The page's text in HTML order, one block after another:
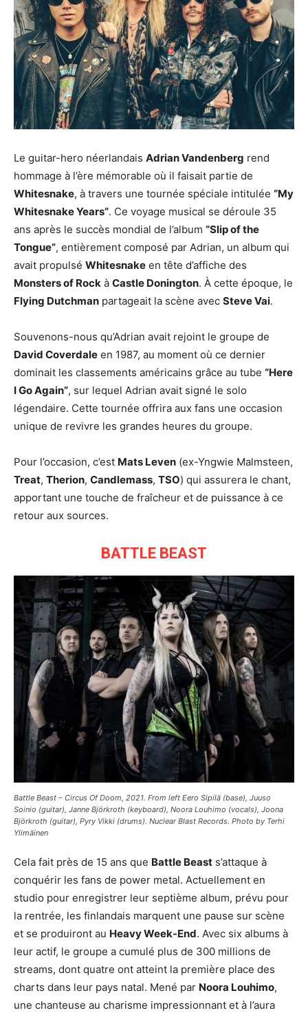
Le guitar-hero néerlandais Adrian Vandenberg rend
hommage à l’ère mémorable où il faisait partie de
Whitesnake, à travers une tournée spéciale intitulée “My
Whitesnake Years”. Ce voyage musical se déroule 35
ans après le succès mondial de l’album “Slip of the
Tongue”, entièrement composé par Adrian, un album qui
avait propulsé Whitesnake en tête d’affiche des
Monsters of Rock à Castle Donington. À cette époque, le
Flying Dutchman partageait la scène avec Steve Vai.
Souvenons-nous qu’Adrian avait rejoint le groupe de
David Coverdale en 1987, au moment où ce dernier
dominait les classements américains grâce au tube “Here
I Go Again”, sur lequel Adrian avait signé le solo
légendaire. Cette tournée offrira aux fans une occasion
unique de revivre les grandes heures du groupe.
Pour l’occasion, c’est Mats Leven (ex-Yngwie Malmsteen,
Treat, Therion, Candlemass, TSO) qui assurera le chant,
apportant une touche de fraîcheur et de puissance à ce
retour aux sources.
BATTLE BEAST
Battle Beast – Circus Of Doom, 2021. From left Eero Sipilä (base), Juuso
Soinio (guitar), Janne Björkroth (keyboard), Noora Louhimo (vocals), Joona
Björkroth (guitar), Pyry Vikki (drums). Nuclear Blast Records. Photo by Terhi
Ylimäinen
Cela fait près de 15 ans que Battle Beast s’attaque à
conquérir les fans de power metal. Actuellement en
studio pour enregistrer leur septième album, prévu pour
la rentrée, les finlandais marquent une pause sur scène
et se produiront au Heavy Week-End. Avec six albums à
leur actif, le groupe a cumulé plus de 300 millions de
streams, dont quatre ont atteint la première place des
charts dans leur pays natal. Mené par Noora Louhimo,
une chanteuse au charisme impressionnant et à l’aura